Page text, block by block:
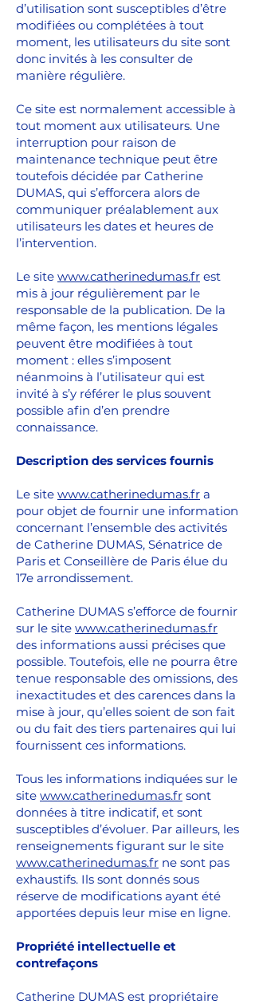
d’utilisation sont susceptibles d’être
modifiées ou complétées à tout
moment, les utilisateurs du site sont
donc invités à les consulter de
manière régulière.
Ce site est normalement accessible à
tout moment aux utilisateurs. Une
interruption pour raison de
maintenance technique peut être
toutefois décidée par Catherine
DUMAS, qui s’efforcera alors de
communiquer préalablement aux
utilisateurs les dates et heures de
l’intervention.
Le site www.catherinedumas.fr est
mis à jour régulièrement par le
responsable de la publication. De la
même façon, les mentions légales
peuvent être modifiées à tout
moment : elles s’imposent
néanmoins à l’utilisateur qui est
invité à s’y référer le plus souvent
possible afin d’en prendre
connaissance.
Description des services fournis
Le site www.catherinedumas.fr a
pour objet de fournir une information
concernant l’ensemble des activités
de Catherine DUMAS, Sénatrice de
Paris et Conseillère de Paris élue du
17e arrondissement.
Catherine DUMAS s’efforce de fournir
sur le site www.catherinedumas.fr
des informations aussi précises que
possible. Toutefois, elle ne pourra être
tenue responsable des omissions, des
inexactitudes et des carences dans la
mise à jour, qu’elles soient de son fait
ou du fait des tiers partenaires qui lui
fournissent ces informations.
Tous les informations indiquées sur le
site www.catherinedumas.fr sont
données à titre indicatif, et sont
susceptibles d’évoluer. Par ailleurs, les
renseignements figurant sur le site
www.catherinedumas.fr ne sont pas
exhaustifs. Ils sont donnés sous
réserve de modifications ayant été
apportées depuis leur mise en ligne.
Propriété intellectuelle et
contrefaçons
Catherine DUMAS est propriétaire